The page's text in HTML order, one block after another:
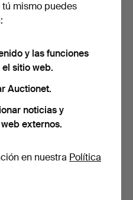
CARL MALMSTEN.
"Birgitta", mesitas de noch…
7 días
48 USD
mismo puedes
y las funciones
sitio web.
Auctionet.
noticias y
externos.
en nuestra Política